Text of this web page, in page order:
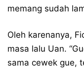
memang sudah
Oleh karenanya,
masa lalu Uan.
sama cewek gue,